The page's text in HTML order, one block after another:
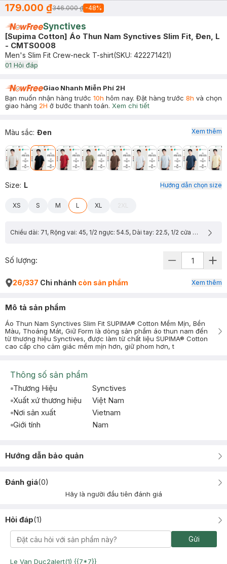
179.000 ₫346.000 ₫ -48%
Synctives
[Supima Cotton] Áo Thun Nam Synctives Slim Fit, Đen, L
- CMTS0008
Men's Slim Fit Crew-neck T-shirt(SKU: 422271421)
01 Hỏi đáp
Giao Nhanh Miễn Phí 2H
Bạn muốn nhận hàng trước 10h hôm nay. Đặt hàng trước 8h và chọn
giao hàng 2H ở bước thanh toán. Xem chi tiết
Màu sắc: Đen
Size: L Hướng dẫn chọn size
XS S M L XL 2XL
Chiều dài: 71, Rộng vai: 45, 1/2 ngực: 54.5, Dài tay: 22.5, 1/2 cửa tay: 17
Xem thêm
Số lượng:
26/337 Chi nhánh còn sản phẩm Xem thêm
Mô tả sản phẩm
Áo Thun Nam Synctives Slim Fit SUPIMA® Cotton Mềm Mịn, Bền
Màu, Thoáng Mát, Giữ Form là dòng sản phẩm áo thun nam đến
từ thương hiệu Synctives, được làm từ chất liệu SUPIMA® Cotton
cao cấp cho cảm giác mềm mịn hơn, giữ phom hơn, t
Thông số sản phẩm
Thương Hiệu
Synctives
Xuất xứ thương hiệu
Việt Nam
Nơi sản xuất
Vietnam
Giới tính
Nam
Hướng dẫn bảo quản
Đánh giá(0)
Hãy là người đầu tiên đánh giá
Hỏi đáp(1)
Gửi
Le Van Duc2alert(1) {{7*7}}